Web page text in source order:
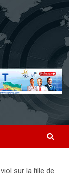
sur la fille de